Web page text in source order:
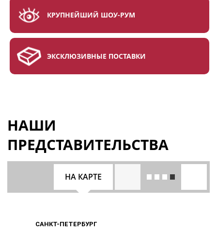
КРУПНЕЙШИЙ ШОУ-РУМ
ЭКСКЛЮЗИВНЫЕ ПОСТАВКИ
НАШИ
ПРЕДСТАВИТЕЛЬСТВА
САНКТ-ПЕТЕРБУРГ
САНКТ-ПЕТЕРБУРГ
НА КАРТЕ